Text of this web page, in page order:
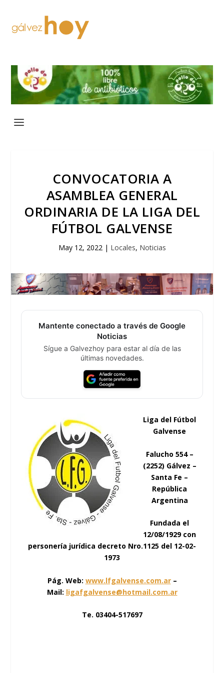
CONVOCATORIA A
ASAMBLEA GENERAL
ORDINARIA DE LA LIGA DEL
FÚTBOL GALVENSE
May 12, 2022 | Locales, Noticias
Mantente conectado a través de Google
Noticias
Sígue a Galvezhoy para estar al día de las
últimas novedades.
Liga del Fútbol
Galvense
Falucho 554 –
(2252) Gálvez –
Santa Fe –
República
Argentina
Fundada el
12/08/1929 con
personería jurídica decreto Nro.1125 del 12-02-
1973
Pág. Web: www.lfgalvense.com.ar–
Mail: ligafgalvense@hotmail.com.ar
Te. 03404-517697